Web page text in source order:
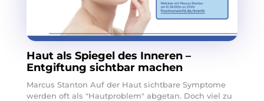
Haut als Spiegel des Inneren –
Entgiftung sichtbar machen
Marcus Stanton Auf der Haut sichtbare Symptome
werden oft als "Hautproblem" abgetan. Doch viel zu